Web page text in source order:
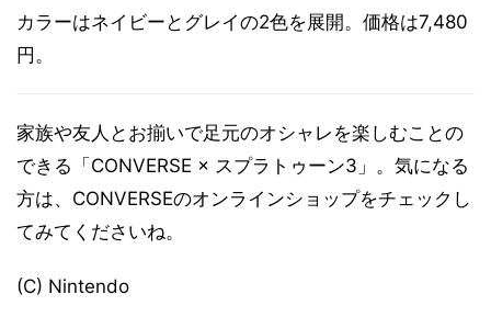
カラーはネイビーとグレイの2色を展開。価格は7,480
円。
家族や友人とお揃いで足元のオシャレを楽しむことの
できる「CONVERSE × スプラトゥーン3」。気になる
方は、CONVERSEのオンラインショップをチェックし
てみてくださいね。
(C) Nintendo